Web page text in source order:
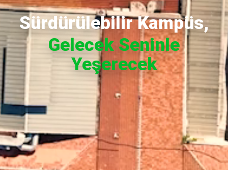
Sürdürülebilir Kampüs,
Gelecek Seninle
Yeşerecek